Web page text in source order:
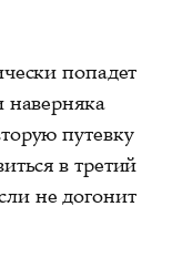
попадет
наверняка
путевку
в третий
не догонит